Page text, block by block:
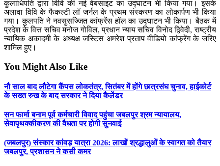
कुलाधिपति द्वारा विवि की नई वेबसाइट का उद्घाटन भी किया गया। इसके
अलावा विवि के फैकल्टी लॉ जर्नल के प्रथम संस्करण का लोकार्पण भी किया
गया। कुलपति ने नवसुसज्जित कांफ्रेंस हॉल का उद्घाटन भी किया। बैठक में
प्रदेश के वित्त सचिव मनोज गोविल, प्रधान न्याय सचिव विनोद द्विवेदी, राष्ट्रीय
न्यायिक अकादमी के अध्यक्ष जस्टिस अमरेश प्रताप वीडियो कांफ्रेंग के जरिए
शामिल हुए।
You Might Also Like
नौ साल बाद लौटेगा कैंपस लोकतंत्र, सितंबर में होंगे छात्रसंघ चुनाव, हाईकोर्ट
के सख्त रुख के बाद सरकार ने दिया कैलेंडर
सन फार्मा बनाम पूर्व कर्मचारी विवाद पहुंचा जबलपुर श्रम न्यायालय,
सेवापृथक्कीकरण की वैधता पर होगी सुनवाई
(जबलपुर) संस्कार कांवड़ यात्रा 2026: लाखों श्रद्धालुओं के स्वागत को तैयार
जबलपुर, प्रशासन ने कसी कमर